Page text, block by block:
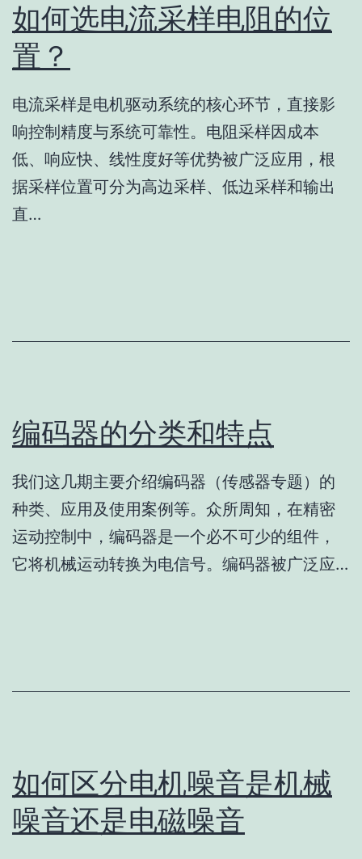
如何选电流采样电阻的位
置？
电流采样是电机驱动系统的核心环节，直接影
响控制精度与系统可靠性。电阻采样因成本
低、响应快、线性度好等优势被广泛应用，根
据采样位置可分为高边采样、低边采样和输出
直…
编码器的分类和特点
我们这几期主要介绍编码器（传感器专题）的
种类、应用及使用案例等。众所周知，在精密
运动控制中，编码器是一个必不可少的组件，
它将机械运动转换为电信号。编码器被广泛应…
如何区分电机噪音是机械
噪音还是电磁噪音